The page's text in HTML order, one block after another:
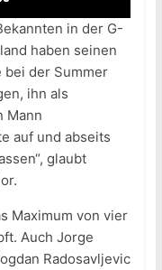
in der G-
haben seinen
bei der Summer
ihn als
Mann
auf und abseits
glaubt
Maximum von vier
Auch Jorge
Radosavljevic